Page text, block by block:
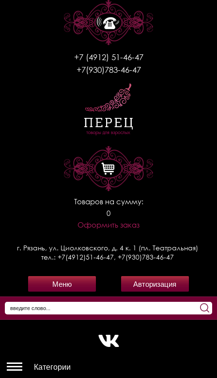
+7 (4912) 51-46-47
+7(930)783-46-47
Товаров на сумму:
0
Оформить заказ
г. Рязань, ул. Циолковского, д. 4 к. 1 (пл. Театральная)
тел.: +7(4912)51-46-47, +7(930)783-46-47
Меню Авторизация
Категории